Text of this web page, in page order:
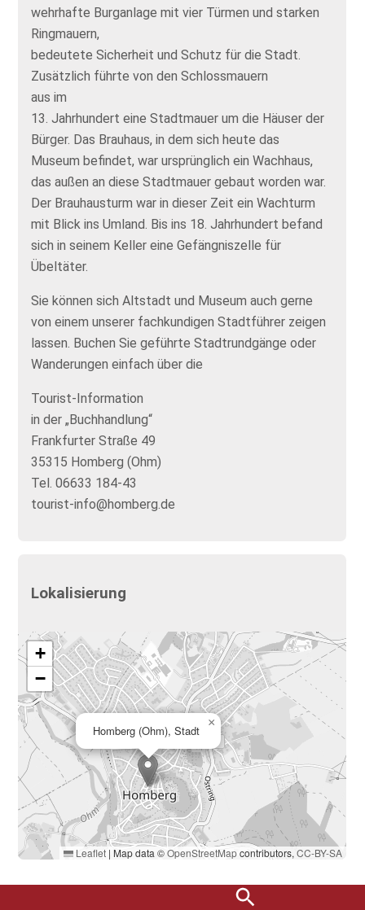
wehrhafte Burganlage mit vier Türmen und starken
Ringmauern,
bedeutete Sicherheit und Schutz für die Stadt.
Zusätzlich führte von den Schlossmauern
aus im
13. Jahrhundert eine Stadtmauer um die Häuser der
Bürger. Das Brauhaus, in dem sich heute das
Museum befindet, war ursprünglich ein Wachhaus,
das außen an diese Stadtmauer gebaut worden war.
Der Brauhausturm war in dieser Zeit ein Wachturm
mit Blick ins Umland. Bis ins 18. Jahrhundert befand
sich in seinem Keller eine Gefängniszelle für
Übeltäter.
Sie können sich Altstadt und Museum auch gerne
von einem unserer fachkundigen Stadtführer zeigen
lassen. Buchen Sie geführte Stadtrundgänge oder
Wanderungen einfach über die
Tourist-Information
in der „Buchhandlung“
Frankfurter Straße 49
35315 Homberg (Ohm)
Tel. 06633 184-43
tourist-info@homberg.de
Lokalisierung
Homberg (Ohm), Stadt
×
+
−
Leaflet | Map data ©OpenStreetMapcontributors,CC-BY-SA